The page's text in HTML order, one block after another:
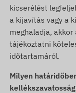
kicserélést
a kijavítás vagy a
meghaladja, akkor
tájékoztatni
időtartamáról.
Milyen